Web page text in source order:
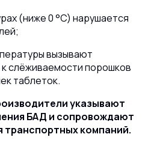
(ниже 0 °C) нарушается
вызывают
слёживаемости порошков
таблеток.
указывают
БАД и сопровождают
транспортных компаний.